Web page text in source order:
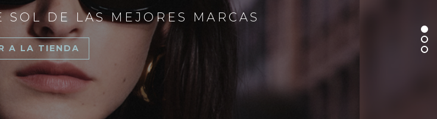
SOL DE LAS MEJORES MARCAS
A LA TIENDA